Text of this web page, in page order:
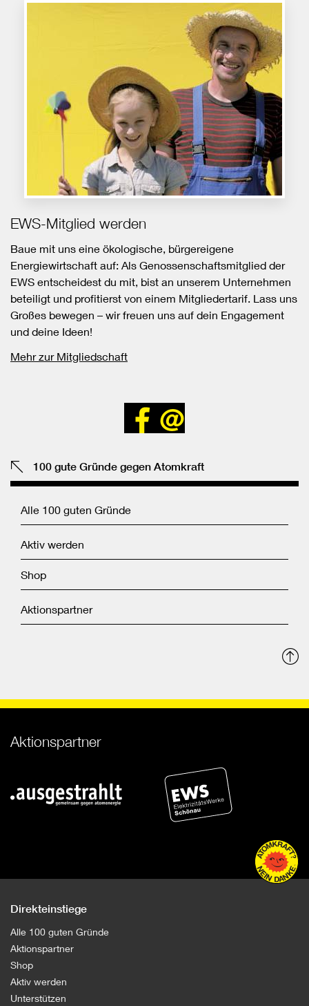
EWS-Mitglied werden
Baue mit uns eine ökologische, bürgereigene
Energiewirtschaft auf: Als Genossenschaftsmitglied der
EWS entscheidest du mit, bist an unserem Unternehmen
beteiligt und profitierst von einem Mitgliedertarif. Lass uns
Großes bewegen – wir freuen uns auf dein Engagement
und deine Ideen!
Mehr zur Mitgliedschaft
Bei
Facebook
100 gute Gründe gegen Atomkraft
Alle 100 guten Gründe
Aktiv werden
Shop
Aktionspartner
Aktionspartner
Direkteinstiege
Alle 100 guten Gründe
Aktionspartner
Shop
Aktiv werden
Unterstützen